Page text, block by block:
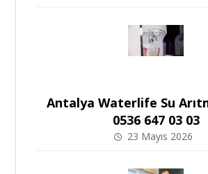
Antalya Waterlife Su
0536 647 03 03
23 Mayıs 2026